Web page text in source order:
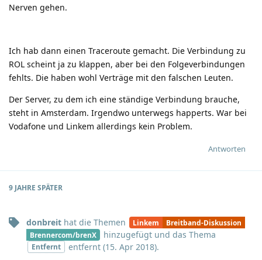
Nerven gehen.
Ich hab dann einen Traceroute gemacht. Die Verbindung zu
ROL scheint ja zu klappen, aber bei den Folgeverbindungen
fehlts. Die haben wohl Verträge mit den falschen Leuten.
Der Server, zu dem ich eine ständige Verbindung brauche,
steht in Amsterdam. Irgendwo unterwegs happerts. War bei
Vodafone und Linkem allerdings kein Problem.
Antworten
9 JAHRE SPÄTER
donbreit hat die Themen Linkem
Breitband-Diskussion
Brennercom/brenX
hinzugefügt und das Thema
Entfernt entfernt (15. Apr 2018).